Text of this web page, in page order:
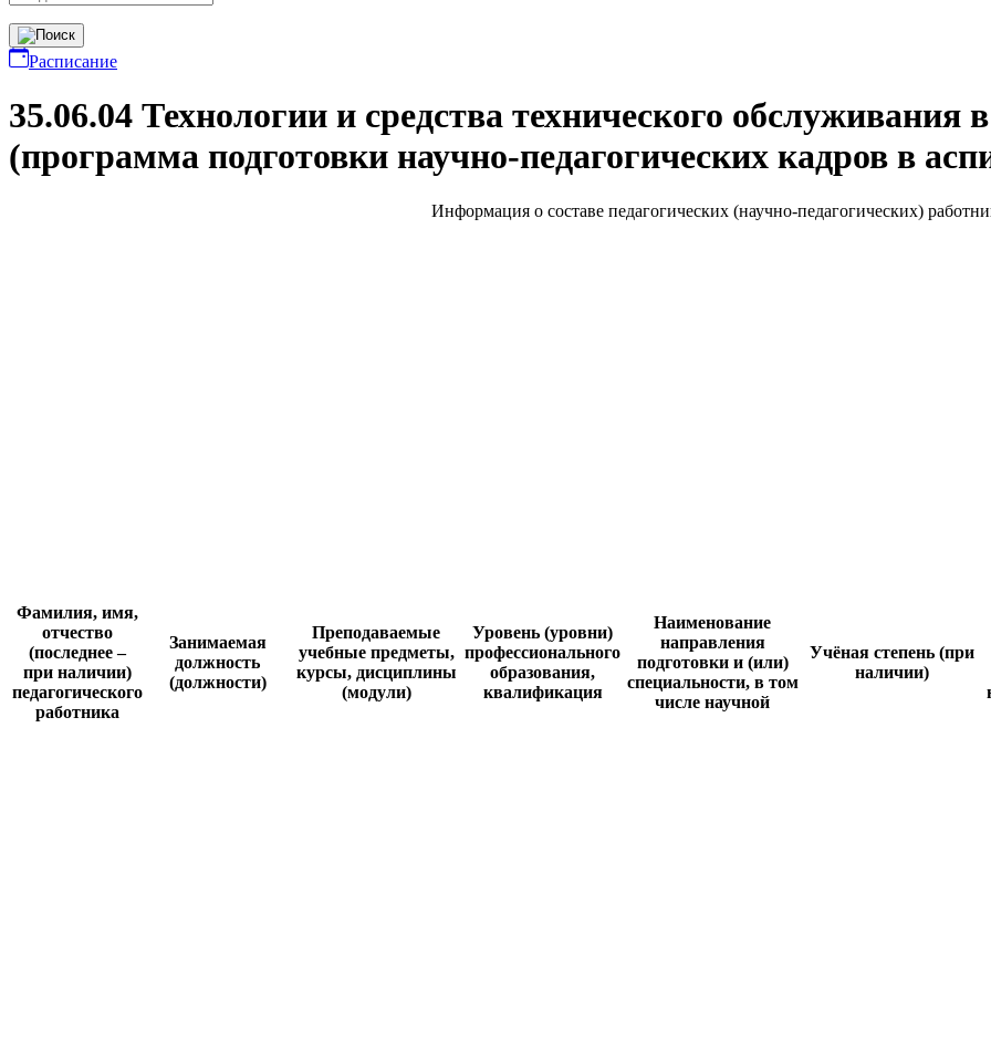
Расписание
35.06.04 Технологии и средства технического обслуживания
(программа подготовки научно-педагогических кадров в
Информация о составе педагогических (научно-педагогических)
Фамилия, имя,
отчество
(последнее –
при наличии)
педагогического
работника
Занимаемая
должность
(должности)
Преподаваемые
учебные предметы,
курсы, дисциплины
(модули)
Уровень (уровни)
профессионального
образования,
квалификация
Наименование
направления
подготовки и (или)
специальности, в том
числе научной
Учёная степень (при
наличии)